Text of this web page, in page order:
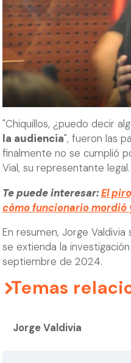
"Chiquillos, ¿puedo decir
la audiencia", fueron las
finalmente no se cumplió
Vial, su representante legal.
Te puede interesar:El
cómo funcionario mordió
En resumen, Jorge
se extienda la
septiembre de 2024.
Temas
Jorge Valdivia